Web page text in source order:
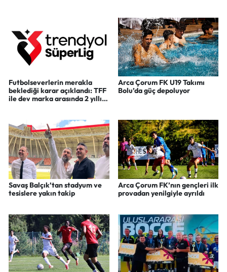
Futbolseverlerin merakla
beklediği karar açıklandı: TFF
ile dev marka arasında 2 yıllık
Arca Çorum FK U19 Takımı
Bolu’da güç depoluyor
Savaş Balçık’tan stadyum ve
tesislere yakın takip
Arca Çorum FK’nın gençleri ilk
provadan yenilgiyle ayrıldı